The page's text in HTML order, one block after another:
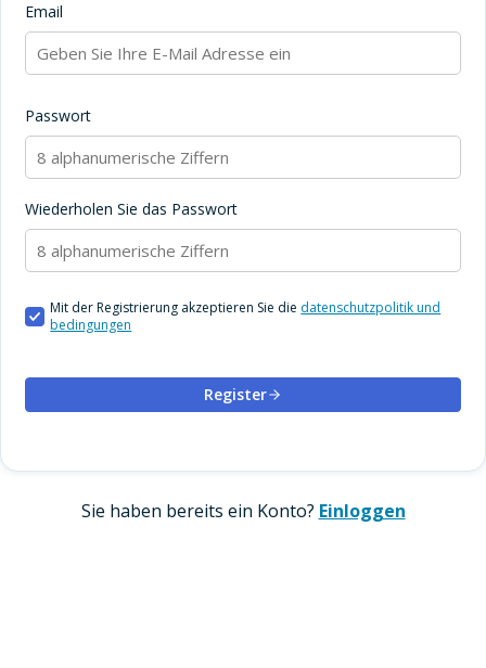
Email
Passwort
Wiederholen Sie das Passwort
Mit der Registrierung akzeptieren Sie die datenschutzpolitik und
bedingungen
Register
Sie haben bereits ein Konto? Einloggen